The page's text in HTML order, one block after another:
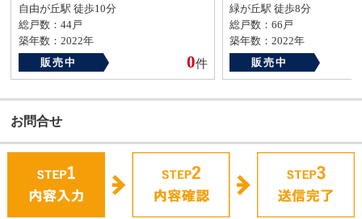
自由が丘駅 徒歩10分
総戸数：44戸
築年数：2022年
販売中
0件
緑が丘駅 徒歩8分
総戸数：66戸
築年数：2022年
販売中
お問合せ